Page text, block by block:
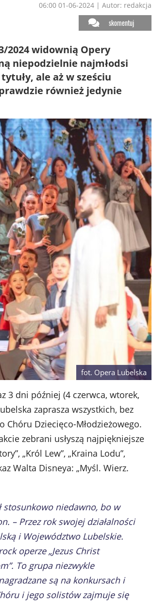
06:00 01-06-2024 | Autor: redakcja
skomentuj
2024 widownią Opery
niepodzielnie najmłodsi
ale aż w sześciu
również jedynie
fot. Opera Lubelska
3 dni później (4 czerwca, wtorek,
zaprasza wszystkich, bez
Dziecięco-Młodzieżowego.
zebrani usłyszą najpiękniejsze
„Król Lew”, „Kraina Lodu”,
Walta Disneya: „Myśl. Wierz.
stosunkowo niedawno, bo w
– Przez rok swojej działalności
i Województwo Lubelskie.
operze „Jezus Christ
To grupa niezwykle
są na konkursach i
i jego solistów zajmuje się